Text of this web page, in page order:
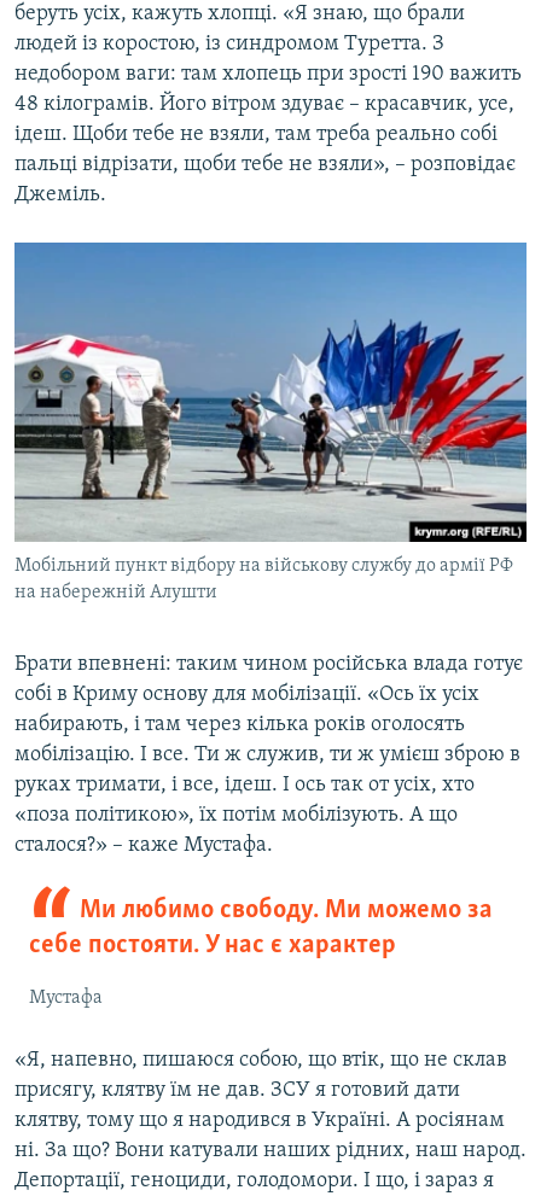
беруть усіх, кажуть хлопці. «Я знаю, що брали
людей із коростою, із синдромом Туретта. З
недобором ваги: там хлопець при зрості 190 важить
48 кілограмів. Його вітром здуває – красавчик, усе,
ідеш. Щоби тебе не взяли, там треба реально собі
пальці відрізати, щоби тебе не взяли», – розповідає
Джеміль.
Мобільний пункт відбору на військову службу до армії РФ
на набережній Алушти
Брати впевнені: таким чином російська влада готує
собі в Криму основу для мобілізації. «Ось їх усіх
набирають, і там через кілька років оголосять
мобілізацію. І все. Ти ж служив, ти ж умієш зброю в
руках тримати, і все, ідеш. І ось так от усіх, хто
«поза політикою», їх потім мобілізують. А що
сталося?» – каже Мустафа.
Ми любимо свободу. Ми можемо за
себе постояти. У нас є характер
Мустафа
«Я, напевно, пишаюся собою, що втік, що не склав
присягу, клятву їм не дав. ЗСУ я готовий дати
клятву, тому що я народився в Україні. А росіянам
ні. За що? Вони катували наших рідних, наш народ.
Депортації, геноциди, голодомори. І що, і зараз я